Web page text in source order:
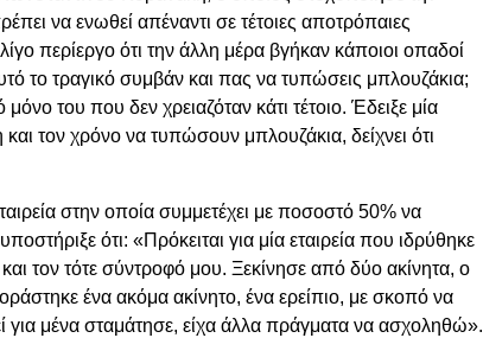
να ενωθεί απέναντι σε τέτοιες αποτρόπαιες
περίεργο ότι την άλλη μέρα βγήκαν κάποιοι οπαδοί
το τραγικό συμβάν και πας να τυπώσεις μπλουζάκια;
του που δεν χρειαζόταν κάτι τέτοιο. Έδειξε μία
τον χρόνο να τυπώσουν μπλουζάκια, δείχνει ότι
στην οποία συμμετέχει με ποσοστό 50% να
ότι: «Πρόκειται για μία εταιρεία που ιδρύθηκε
τον τότε σύντροφό μου. Ξεκίνησε από δύο ακίνητα, ο
ένα ακόμα ακίνητο, ένα ερείπιο, με σκοπό να
για μένα σταμάτησε, είχα άλλα πράγματα να ασχοληθώ».